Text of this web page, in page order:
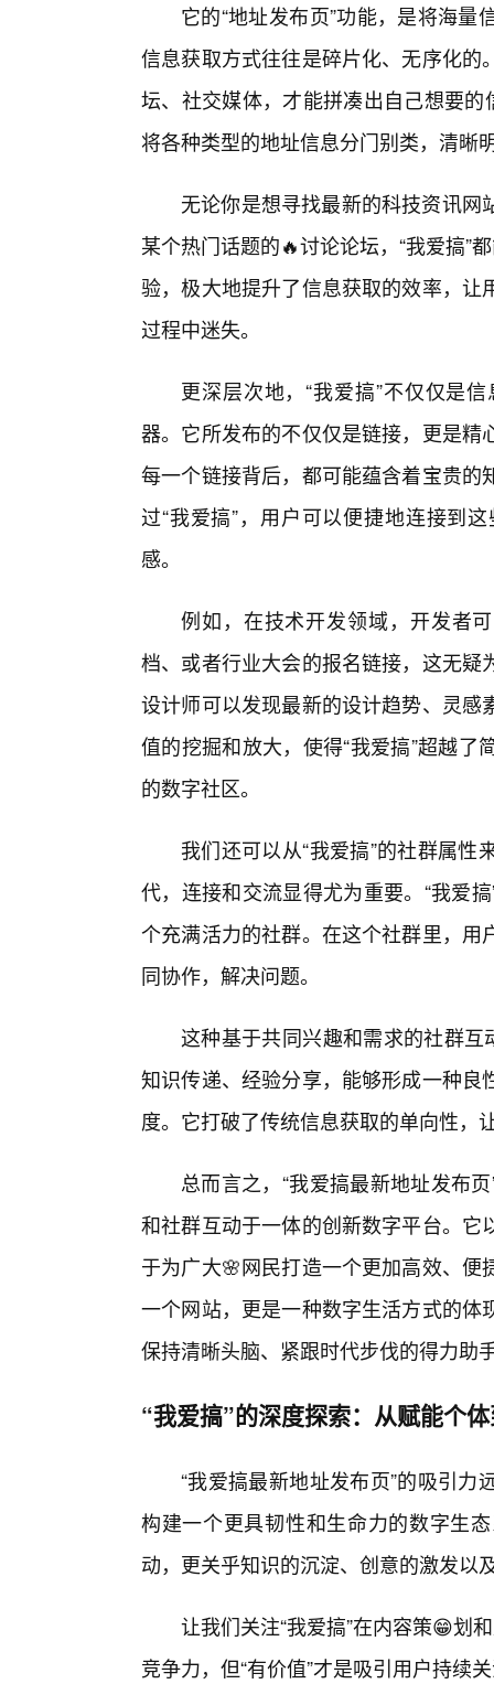
它的“地址发布页”功能，是将海
信息获取方式往往是碎片化、无序化
坛、社交媒体，才能拼凑出自己想要
将各种类型的地址信息分门别类，清晰
无论你是想寻找最新的科技资讯
某个热门话题的🔥讨论论坛，“我爱搞”
验，极大地提升了信息获取的效率，
过程中迷失。
更深层次地，“我爱搞”不仅仅是
器。它所发布的不仅仅是链接，更是
每一个链接背后，都可能蕴含着宝贵
过“我爱搞”，用户可以便捷地连接到
感。
例如，在技术开发领域，开发者
档、或者行业大会的报名链接，这无
设计师可以发现最新的设计趋势、灵
值的挖掘和放大，使得“我爱搞”超越
的数字社区。
我们还可以从“我爱搞”的社群属
代，连接和交流显得尤为重要。“我爱
个充满活力的社群。在这个社群里，
同协作，解决问题。
这种基于共同兴趣和需求的社群互
知识传递、经验分享，能够形成一种
度。它打破了传统信息获取的单向性，
总而言之，“我爱搞最新地址发布
和社群互动于一体的创新数字平台。
于为广大🌸网民打造一个更加高效、
一个网站，更是一种数字生活方式的
保持清晰头脑、紧跟时代步伐的得力助
“我爱搞”的深度探索：从赋能个
“我爱搞最新地址发布页”的吸引
构建一个更具韧性和生命力的数字生
动，更关乎知识的沉淀、创意的激发以
让我们关注“我爱搞”在内容策😁划
竞争力，但“有价值”才是吸引用户持续